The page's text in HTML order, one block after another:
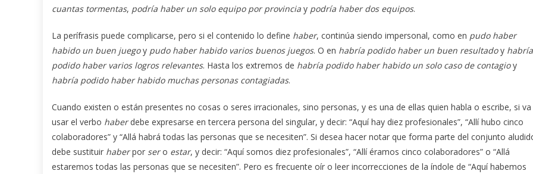
cuantas tormentas, podría haber un solo equipo por provincia y podría haber dos equipos.
La perífrasis puede complicarse, pero si el contenido lo define haber, continúa siendo impersonal, como en pudo haber
habido un buen juegoy pudo haber habido varios buenos juegos. O en habría podido haber un buen resultadoy habría
podido haber varios logros relevantes. Hasta los extremos de habría podido haber habido un solo caso de contagioy
habría podido haber habido muchas personas contagiadas.
Cuando existen o están presentes no cosas o seres irracionales, sino personas, y es una de ellas quien habla o escribe, si
usar el verbo haberdebe expresarse en tercera persona del singular, y decir: “Aquí hay diez profesionales”, “Allí hubo cinco
colaboradores” y “Allá habrá todas las personas que se necesiten”. Si desea hacer notar que forma parte del conjunto
debe sustituir haberpor sero estar, y decir: “Aquí somos diez profesionales”, “Allí éramos cinco colaboradores” o “Allá
estaremos todas las personas que se necesiten”. Pero es frecuente oír o leer incorrecciones de la índole de “Aquí habemos